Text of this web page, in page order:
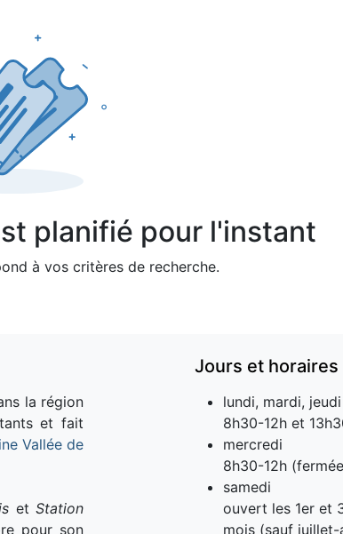
planifié pour l'instant
à vos critères de recherche.
la région
et fait
Vallée de
et Station
pour son
Jours et
lundi, mardi,
8h30-12h et
mercredi
8h30-12h
samedi
ouvert les 1er et
mois (sauf juillet-